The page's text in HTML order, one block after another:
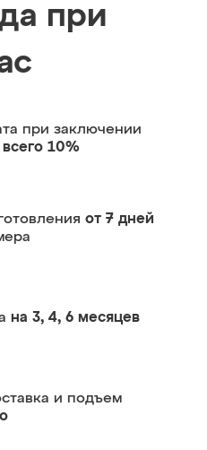
при
при заключении
всего 10%
от 7 дней
на 3, 4, 6 месяцев
и подъем